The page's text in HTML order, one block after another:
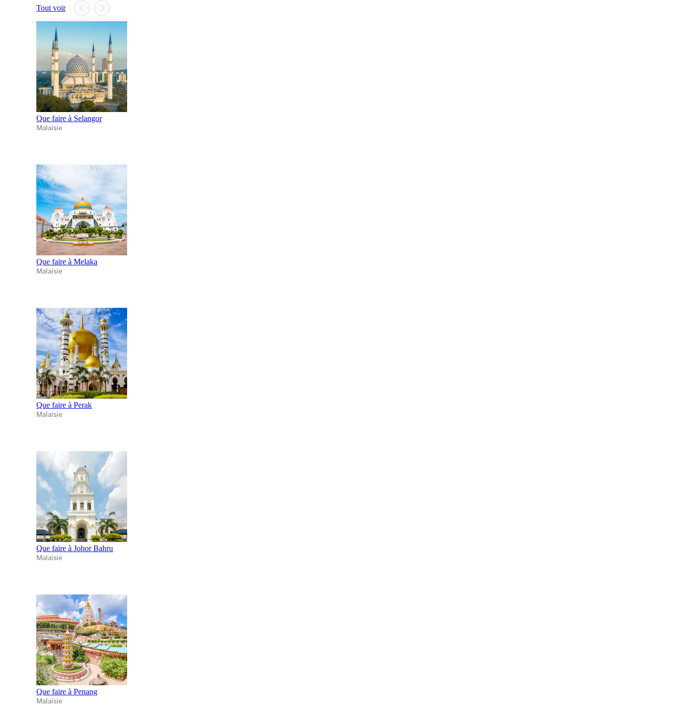
Tout voir
Que faire à Selangor
Malaisie
Que faire à Melaka
Malaisie
Que faire à Perak
Malaisie
Que faire à Johor Bahru
Malaisie
Que faire à Penang
Malaisie